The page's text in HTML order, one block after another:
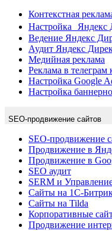
Контекстная
Настройка Яндекс
Ведение Яндекс
Аудит Яндекс
Медийная реклама
Реклама в телеграм
Настройка Google
Настройка
SEO-продвижение сайтов
SEO-продвижение
Продвижение в
Продвижение в
SEO аудит
SERM и
Сайты на 1С-
Сайты на Tilda
Корпоративные
Продвижение